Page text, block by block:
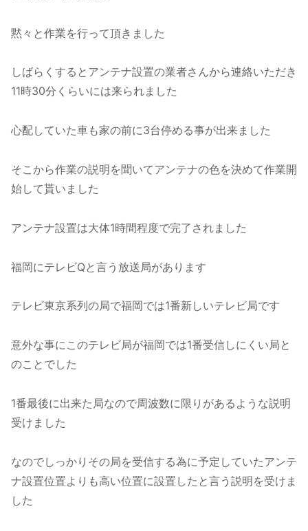
黙々と作業を行って頂きました
しばらくするとアンテナ設置の業者さんから連絡いただき
11時30分くらいには来られました
心配していた車も家の前に3台停める事が出来ました
そこから作業の説明を聞いてアンテナの色を決めて作業開
始して貰いました
アンテナ設置は大体1時間程度で完了されました
福岡にテレビQと言う放送局があります
テレビ東京系列の局で福岡では1番新しいテレビ局です
意外な事にこのテレビ局が福岡では1番受信しにくい局と
のことでした
1番最後に出来た局なので周波数に限りがあるような説明
受けました
なのでしっかりその局を受信する為に予定していたアンテ
ナ設置位置よりも高い位置に設置したと言う説明を受けま
した